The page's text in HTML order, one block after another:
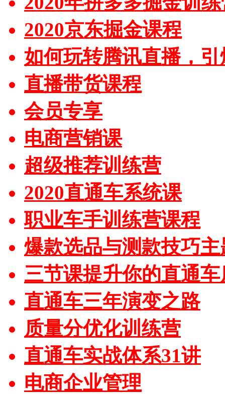
2020京东掘金课程
如何玩转腾讯直播，
直播带货课程
会员专享
电商营销课
超级推荐训练营
2020直通车系统课
职业车手训练营课程
爆款选品与测款技巧主
三节课提升你的直通
直通车三年演变之路
质量分优化训练营
直通车实战体系31讲
电商企业管理